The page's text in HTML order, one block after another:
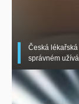
Česká
správném